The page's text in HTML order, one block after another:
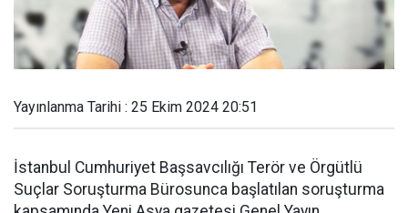
Yayınlanma Tarihi : 25 Ekim 2024 20:51
İstanbul Cumhuriyet Başsavcılığı Terör ve Örgütlü
Suçlar Soruşturma Bürosunca başlatılan soruşturma